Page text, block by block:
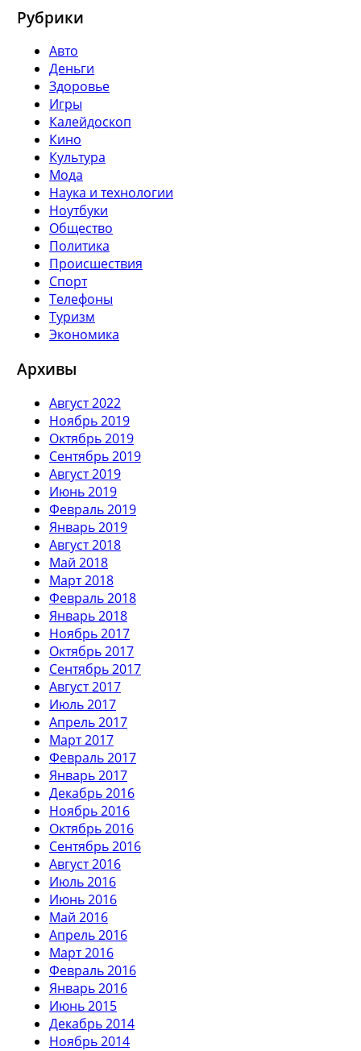
Рубрики
Авто
Деньги
Здоровье
Игры
Калейдоскоп
Кино
Культура
Мода
Наука и технологии
Ноутбуки
Общество
Политика
Происшествия
Спорт
Телефоны
Туризм
Экономика
Архивы
Август 2022
Ноябрь 2019
Октябрь 2019
Сентябрь 2019
Август 2019
Июнь 2019
Февраль 2019
Январь 2019
Август 2018
Май 2018
Март 2018
Февраль 2018
Январь 2018
Ноябрь 2017
Октябрь 2017
Сентябрь 2017
Август 2017
Июль 2017
Апрель 2017
Март 2017
Февраль 2017
Январь 2017
Декабрь 2016
Ноябрь 2016
Октябрь 2016
Сентябрь 2016
Август 2016
Июль 2016
Июнь 2016
Май 2016
Апрель 2016
Март 2016
Февраль 2016
Январь 2016
Июнь 2015
Декабрь 2014
Ноябрь 2014